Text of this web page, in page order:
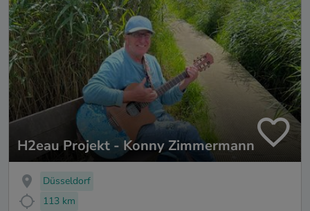
H2eau Projekt - Konny Zimmermann
Düsseldorf
113 km